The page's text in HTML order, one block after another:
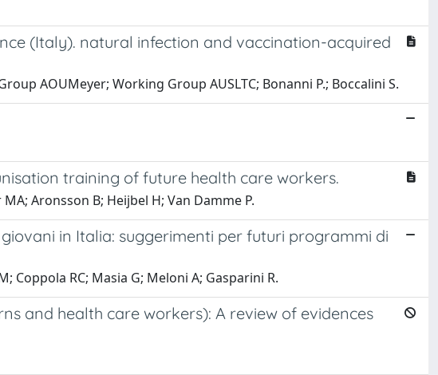
(Italy). natural infection and vaccination-acquired
AOUMeyer; Working Group AUSLTC; Bonanni P.; Boccalini S.
training of future health care workers.
Aronsson B; Heijbel H; Van Damme P.
in Italia: suggerimenti per futuri programmi di
Coppola RC; Masia G; Meloni A; Gasparini R.
and health care workers): A review of evidences